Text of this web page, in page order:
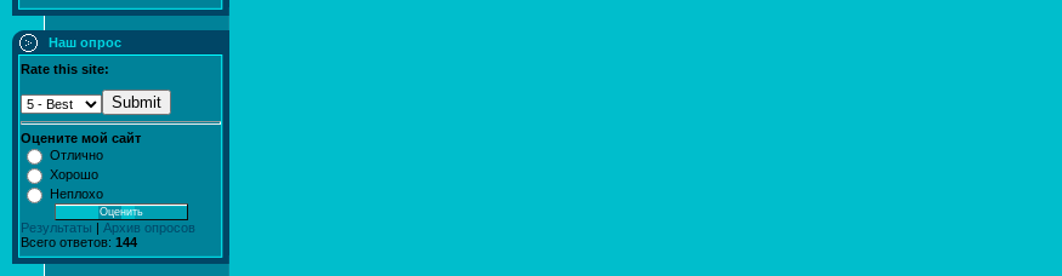
Наш опрос
Rate this site:
Submit
Оцените мой сайт
Отлично
Хорошо
Неплохо
Результаты
Архив опросов
Всего ответов: 144